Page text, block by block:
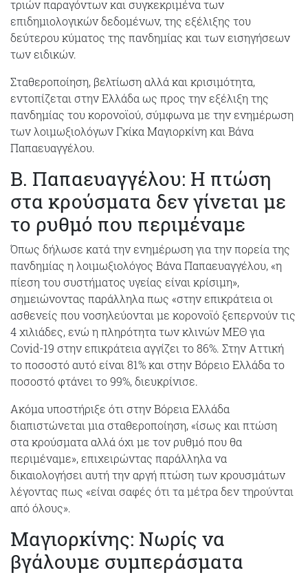
τριών παραγόντων και συγκεκριμένα των
επιδημιολογικών δεδομένων, της εξέλιξης του
δεύτερου κύματος της πανδημίας και των εισηγήσεων
των ειδικών.
Σταθεροποίηση, βελτίωση αλλά και κρισιμότητα,
εντοπίζεται στην Ελλάδα ως προς την εξέλιξη της
πανδημίας του κορονοϊού, σύμφωνα με την ενημέρωση
των λοιμωξιολόγων Γκίκα Μαγιορκίνη και Βάνα
Παπαευαγγέλου.
Β. Παπαευαγγέλου: Η πτώση
στα κρούσματα δεν γίνεται με
το ρυθμό που περιμέναμε
Όπως δήλωσε κατά την ενημέρωση για την πορεία της
πανδημίας η λοιμωξιολόγος Βάνα Παπαευαγγέλου, «η
πίεση του συστήματος υγείας είναι κρίσιμη»,
σημειώνοντας παράλληλα πως «στην επικράτεια οι
ασθενείς που νοσηλεύονται με κορονοϊό ξεπερνούν τις
4 χιλιάδες, ενώ η πληρότητα των κλινών ΜΕΘ για
Covid-19 στην επικράτεια αγγίζει το 86%. Στην Αττική
το ποσοστό αυτό είναι 81% και στην Βόρειο Ελλάδα το
ποσοστό φτάνει το 99%, διευκρίνισε.
Ακόμα υποστήριξε ότι στην Βόρεια Ελλάδα
διαπιστώνεται μια σταθεροποίηση, «ίσως και πτώση
στα κρούσματα αλλά όχι με τον ρυθμό που θα
περιμέναμε», επιχειρώντας παράλληλα να
δικαιολογήσει αυτή την αργή πτώση των κρουσμάτων
λέγοντας πως «είναι σαφές ότι τα μέτρα δεν τηρούνται
από όλους».
Μαγιορκίνης: Νωρίς να
βγάλουμε συμπεράσματα